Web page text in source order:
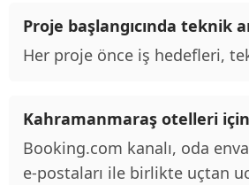
Proje başlangıcında teknik
Her proje önce iş hedefleri,
Kahramanmaraş otelleri
Booking.com kanalı, oda
e-postaları ile birlikte uçtan